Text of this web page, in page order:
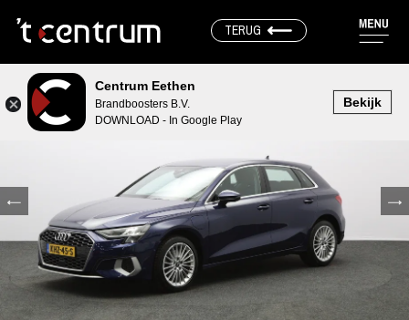
Centrum Eethen
Brandboosters B.V.
DOWNLOAD - In Google Play
Bekijk
TERUG